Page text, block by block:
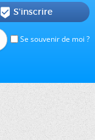
Se souvenir de moi ?
 S'inscrire